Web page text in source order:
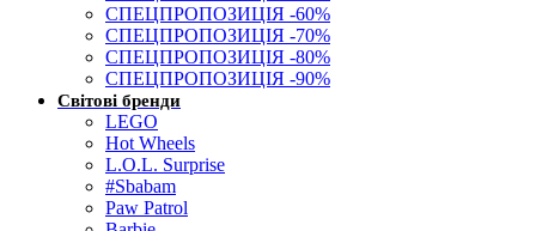
СПЕЦПРОПОЗИЦІЯ -60%
СПЕЦПРОПОЗИЦІЯ -70%
СПЕЦПРОПОЗИЦІЯ -80%
СПЕЦПРОПОЗИЦІЯ -90%
Світові бренди
LEGO
Hot Wheels
L.O.L. Surprise
#Sbabam
Paw Patrol